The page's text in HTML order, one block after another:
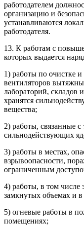
работодателем
организацию и
устанавливаются
работодателя.
13. К работам с
которых выдается
1) работы по очистке
вентиляторов
лабораторий, складов
хранятся
вещества;
2) работы, связанные
сильнодействующих
3) работы в местах,
взрывоопасности,
ограниченным
4) работы, в том числе
замкнутых объемах и
5) огневые работы в
помещениях;